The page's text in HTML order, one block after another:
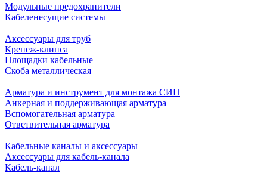
Модульные предохранители
Кабеленесущие системы
Аксессуары для труб
Крепеж-клипса
Площадки кабельные
Скоба металлическая
Арматура и инструмент для монтажа СИП
Анкерная и поддерживающая арматура
Вспомогательная арматура
Ответвительная арматура
Кабельные каналы и аксессуары
Аксессуары для кабель-канала
Кабель-канал